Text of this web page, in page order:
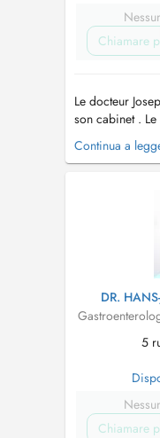
Chiamare
Le docteur
son cabinet .
organes du
et leurs
Continua a
DR.
5
Chiamare